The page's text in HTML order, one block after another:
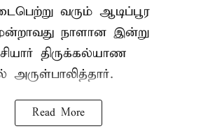
வரும் ஆடிப்பூர
நாளான இன்று
திருக்கல்யாண
அருள்பாலித்தார்.
Read More